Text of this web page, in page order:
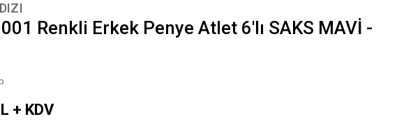
Renkli Erkek Penye Atlet 6'lı SAKS MAVİ -
+ KDV